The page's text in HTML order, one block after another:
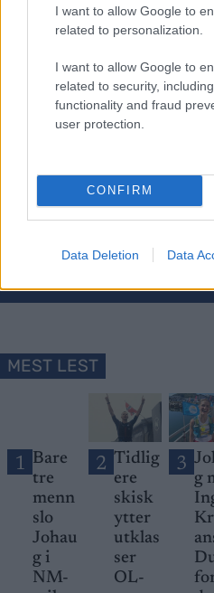
I want to allow Google to
related to personalization.
I want to allow Google to
related to security,
functionality and fraud
user protection.
CONFIRM
Data Deletion Data
Jonathan Milan fra Lidl-
poengtrøya, mens
Wellens har klatretrøya.
ungdomstrøya.
Meld deg på
MEST LEST
1 Bare
tre
menn
slo
Johau
g i
NM-
2 Tidlig
ere
skisk
ytter
utklas
ser
OL-
3
g